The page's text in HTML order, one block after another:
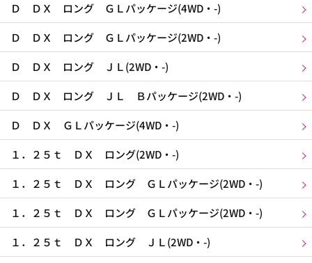
Ｄ ＤＸ ロング ＧＬパッケージ(4WD・-)
Ｄ ＤＸ ロング ＧＬパッケージ(2WD・-)
Ｄ ＤＸ ロング ＪＬ(2WD・-)
Ｄ ＤＸ ロング ＪＬ Ｂパッケージ(2WD・-)
Ｄ ＤＸ ＧＬパッケージ(4WD・-)
１．２５ｔ ＤＸ ロング(2WD・-)
１．２５ｔ ＤＸ ロング ＧＬパッケージ(2WD・-)
１．２５ｔ ＤＸ ロング ＧＬパッケージ(2WD・-)
１．２５ｔ ＤＸ ロング ＪＬ(2WD・-)